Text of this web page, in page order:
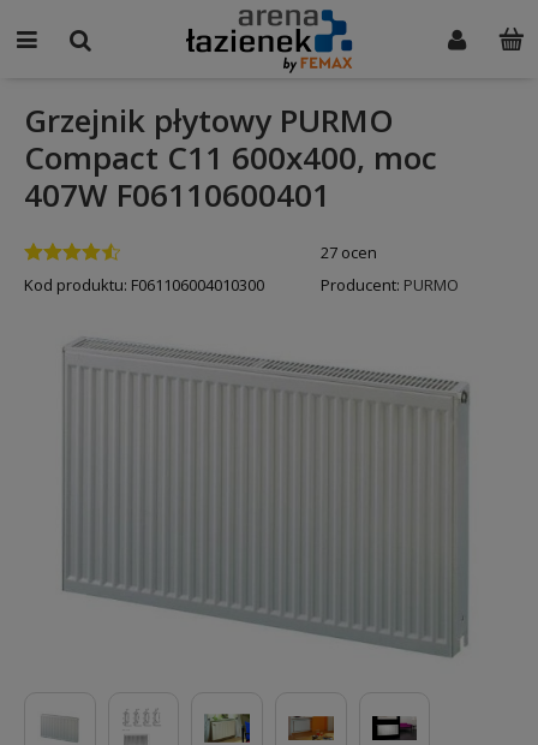
Grzejnik płytowy PURMO
Compact C11 600x400, moc
407W F06110600401
27 ocen
Kod produktu: F061106004010300 Producent: PURMO